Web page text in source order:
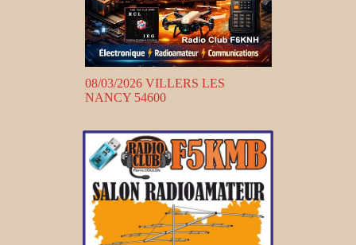
08/03/2026 VILLERS LES
NANCY 54600